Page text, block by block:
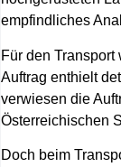
empfindliches
Für den
Auftrag enthielt
verwiesen die
Österreichischen
Doch beim